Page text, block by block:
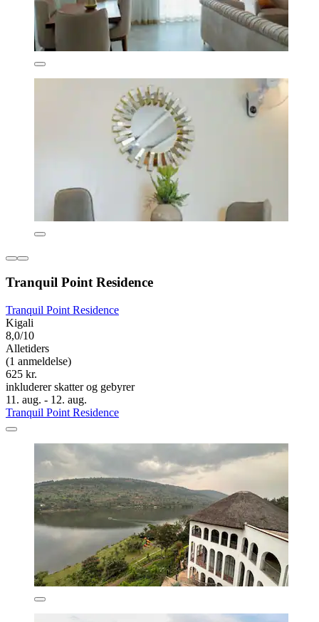
Tranquil Point Residence
Tranquil Point Residence
Kigali
8,0/10
Alletiders
(1 anmeldelse)
625 kr.
inkluderer skatter og gebyrer
11. aug. - 12. aug.
Tranquil Point Residence